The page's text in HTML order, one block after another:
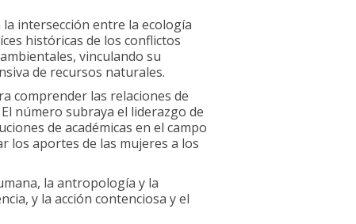
intersección entre la ecología
históricas de los conflictos
vinculando su
de recursos naturales.
comprender las relaciones de
número subraya el liderazgo de
de académicas en el campo
los aportes de las mujeres a los
la antropología y la
y la acción contenciosa y el